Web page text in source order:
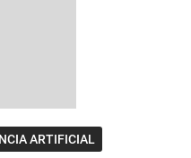
ARTIFICIAL